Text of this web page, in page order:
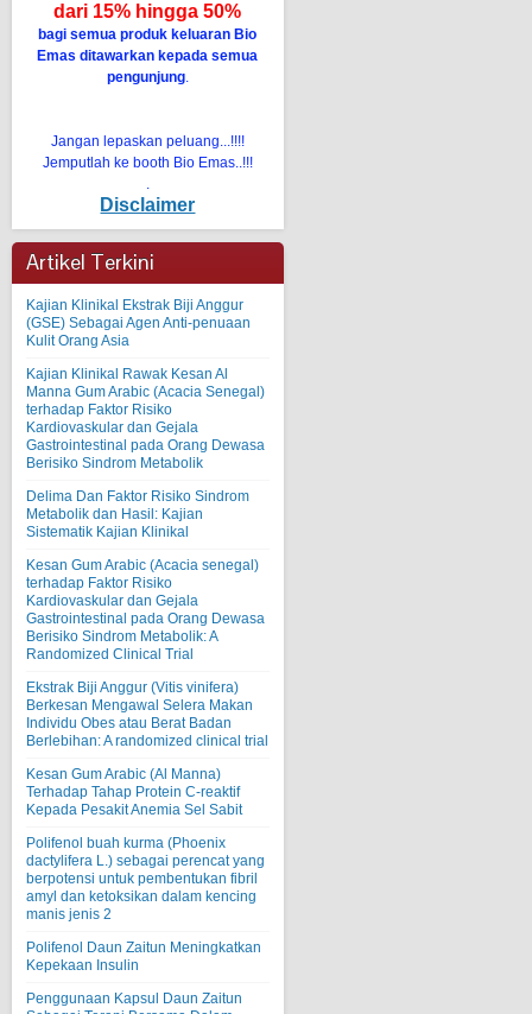
dari 15% hingga 50%
bagi semua produk keluaran Bio
Emas ditawarkan kepada semua
pengunjung.
Jangan lepaskan peluang...!!!!
Jemputlah ke booth Bio Emas..!!!
.
Disclaimer
Artikel Terkini
Kajian Klinikal Ekstrak Biji Anggur
(GSE) Sebagai Agen Anti-penuaan
Kulit Orang Asia
Kajian Klinikal Rawak Kesan Al
Manna Gum Arabic (Acacia Senegal)
terhadap Faktor Risiko
Kardiovaskular dan Gejala
Gastrointestinal pada Orang Dewasa
Berisiko Sindrom Metabolik
Delima Dan Faktor Risiko Sindrom
Metabolik dan Hasil: Kajian
Sistematik Kajian Klinikal
Kesan Gum Arabic (Acacia senegal)
terhadap Faktor Risiko
Kardiovaskular dan Gejala
Gastrointestinal pada Orang Dewasa
Berisiko Sindrom Metabolik: A
Randomized Clinical Trial
Ekstrak Biji Anggur (Vitis vinifera)
Berkesan Mengawal Selera Makan
Individu Obes atau Berat Badan
Berlebihan: A randomized clinical trial
Kesan Gum Arabic (Al Manna)
Terhadap Tahap Protein C-reaktif
Kepada Pesakit Anemia Sel Sabit
Polifenol buah kurma (Phoenix
dactylifera L.) sebagai perencat yang
berpotensi untuk pembentukan fibril
amyl dan ketoksikan dalam kencing
manis jenis 2
Polifenol Daun Zaitun Meningkatkan
Kepekaan Insulin
Penggunaan Kapsul Daun Zaitun